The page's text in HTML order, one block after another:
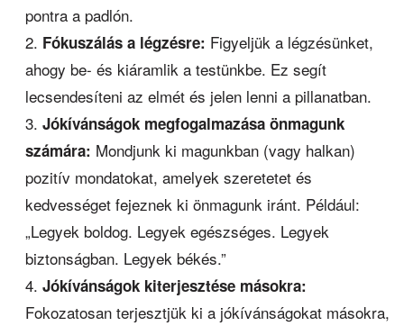
pontra a padlón.
Fókuszálás a légzésre: Figyeljük a légzésünket,
ahogy be- és kiáramlik a testünkbe. Ez segít
lecsendesíteni az elmét és jelen lenni a pillanatban.
Jókívánságok megfogalmazása önmagunk
számára: Mondjunk ki magunkban (vagy halkan)
pozitív mondatokat, amelyek szeretetet és
kedvességet fejeznek ki önmagunk iránt. Például:
„Legyek boldog. Legyek egészséges. Legyek
biztonságban. Legyek békés.”
Jókívánságok kiterjesztése másokra:
Fokozatosan terjesztjük ki a jókívánságokat másokra,